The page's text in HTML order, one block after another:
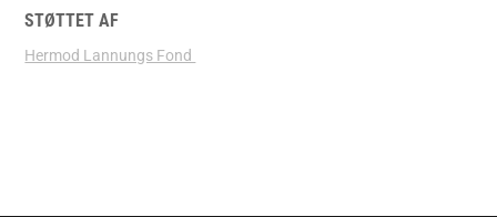
STØTTET AF
Hermod Lannungs Fond